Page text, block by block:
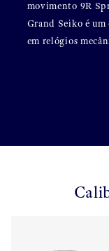
movimento 9R
Grand Seiko é
em relógios